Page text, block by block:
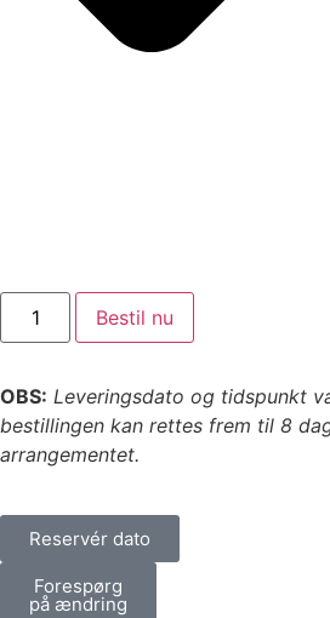
Bestil nu
OBS: Leveringsdato og tidspunkt
bestillingen kan rettes frem til 8
arrangementet.
Reservér dato
Forespørg
på ændring